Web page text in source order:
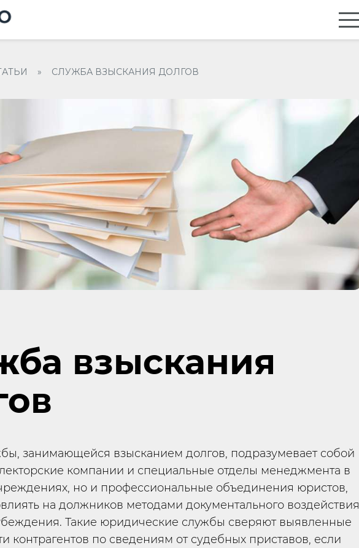
» СЛУЖБА ВЗЫСКАНИЯ ДОЛГОВ
взыскания
занимающейся взысканием долгов, подразумевает собой
компании и специальные отделы менеджмента в
но и профессиональные объединения юристов,
на должников методами документального воздействия
Такие юридические службы сверяют выявленные
контрагентов по сведениям от судебных приставов, если